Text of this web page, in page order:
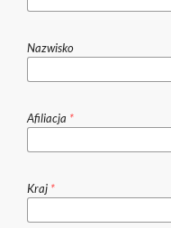
Nazwisko
Afiliacja *
Kraj *